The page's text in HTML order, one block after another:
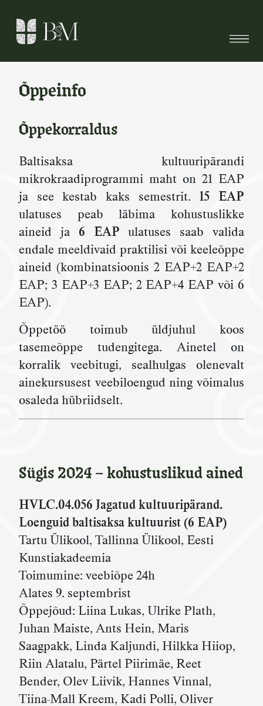
to
content
Õppeinfo
Õppekorraldus
Baltisaksa kultuuripärandi
mikrokraadiprogrammi maht on 21 EAP
ja see kestab kaks semestrit. 15 EAP
ulatuses peab läbima kohustuslikke
aineid ja 6 EAP ulatuses saab valida
endale meeldivaid praktilisi või keeleõppe
aineid (kombinatsioonis 2 EAP+2 EAP+2
EAP; 3 EAP+3 EAP; 2 EAP+4 EAP või 6
EAP).
Õppetöö toimub üldjuhul koos
tasemeõppe tudengitega. Ainetel on
korralik veebitugi, sealhulgas olenevalt
ainekursusest veebiloengud ning võimalus
osaleda hübriidselt.
Sügis 2024 – kohustuslikud ained
HVLC.04.056 Jagatud kultuuripärand.
Loenguid baltisaksa kultuurist (6 EAP)
Tartu Ülikool, Tallinna Ülikool, Eesti
Kunstiakadeemia
Toimumine: veebiõpe 24h
Alates 9. septembrist
Õppejõud: Liina Lukas, Ulrike Plath,
Juhan Maiste, Ants Hein, Maris
Saagpakk, Linda Kaljundi, Hilkka Hiiop,
Riin Alatalu, Pärtel Piirimäe, Reet
Bender, Olev Liivik, Hannes Vinnal,
Tiina-Mall Kreem, Kadi Polli, Oliver